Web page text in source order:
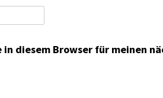
in diesem Browser für meinen